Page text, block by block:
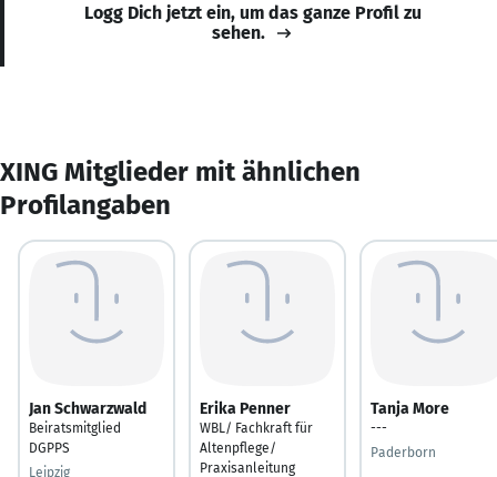
Logg Dich jetzt ein, um das ganze Profil zu
sehen.
XING Mitglieder mit ähnlichen
Profilangaben
Jan Schwarzwald
Beiratsmitglied
DGPPS
Leipzig
Erika Penner
WBL/ Fachkraft für
Altenpflege/
Praxisanleitung
Tanja More
---
Paderborn